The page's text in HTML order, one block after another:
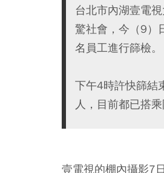
台北市內湖壹電
驚社會，今（9）
名員工進行篩檢。
下午4時許快篩結
人，目前都已搭
壹電視的棚內攝影7